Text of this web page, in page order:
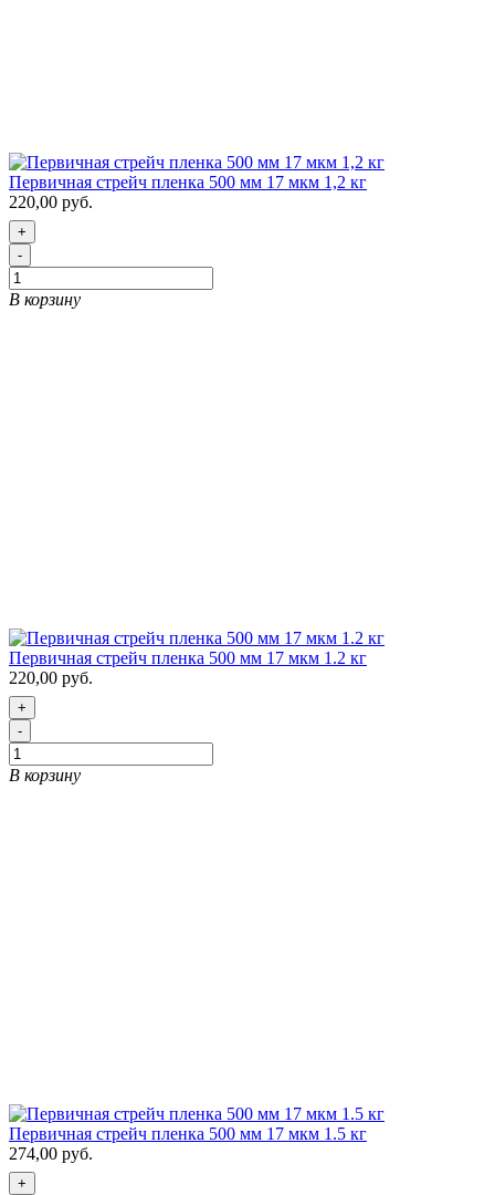
Первичная стрейч пленка 500 мм 17 мкм 1,2 кг
220,00 руб.
+
-
В корзину
Первичная стрейч пленка 500 мм 17 мкм 1.2 кг
220,00 руб.
+
-
В корзину
Первичная стрейч пленка 500 мм 17 мкм 1.5 кг
274,00 руб.
+